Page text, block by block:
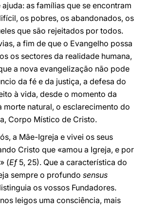
as famílias que se encontram
os pobres, os abandonados, os
que são rejeitados por todos.
a fim de que o Evangelho possa
os sectores da realidade humana,
a nova evangelização não pode
da fé e da justiça, a defesa do
à vida, desde o momento da
morte natural, o esclarecimento do
Corpo Místico de Cristo.
a Mãe-Igreja e vivei os seus
Cristo que «amou a Igreja, e por
(Ef5, 25). Que a característica do
sempre o profundo sensus
os vossos Fundadores.
leigos uma consciência, mais